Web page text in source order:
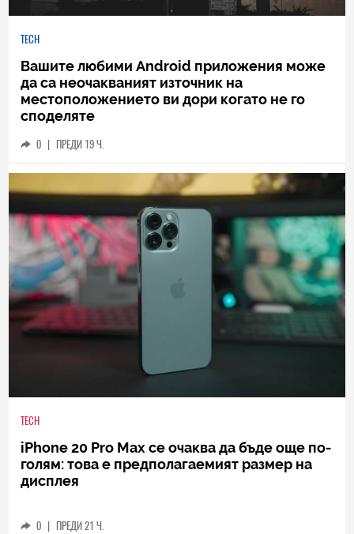
TECH
Вашите любими Android приложения може
да са неочакваният източник на
местоположението ви дори когато не го
споделяте
0 | ПРЕДИ 19 Ч.
TECH
iPhone 20 Pro Max се очаква да бъде още по-
голям: това е предполагаемият размер на
дисплея
0 | ПРЕДИ 21 Ч.